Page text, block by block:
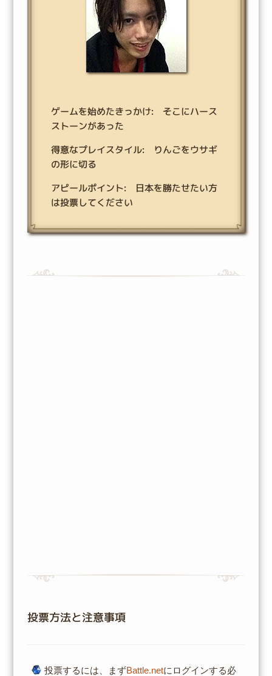
ゲームを始めたきっかけ: そこにハース
ストーンがあった
得意なプレイスタイル: りんごをウサギ
の形に切る
アピールポイント: 日本を勝たせたい方
は投票してください
投票方法と注意事項
投票するには、まずBattle.netにログインする必